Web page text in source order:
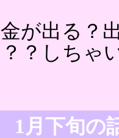
が出る？
？しちゃ
1月下旬の